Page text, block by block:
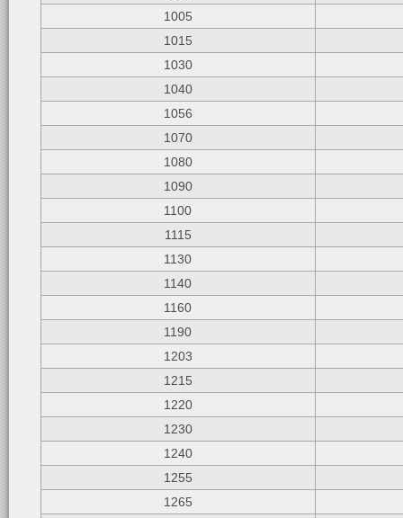
1005
1015
1030
1040
1056
1070
1080
1090
1100
1115
1130
1140
1160
1190
1203
1215
1220
1230
1240
1255
1265